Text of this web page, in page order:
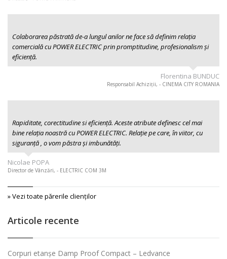
Colaborarea păstrată de-a lungul anilor ne face să definim relația
comercială cu POWER ELECTRIC prin promptitudine, profesionalism şi
eficiență.
Florentina BUNDUC
Responsabil Achiziții, - CINEMA CITY ROMANIA
Rapiditate, corectitudine si eficiență. Aceste atribute definesc cel mai
bine relația noastră cu POWER ELECTRIC. Relație pe care, în viitor, cu
siguranță , o vom păstra și imbunătăți.
Nicolae POPA
Director de Vânzări, - ELECTRIC COM 3M
» Vezi toate părerile clienţilor
Articole recente
Corpuri etanșe Damp Proof Compact – Ledvance